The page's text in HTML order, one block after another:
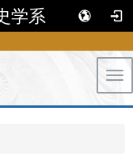
学系